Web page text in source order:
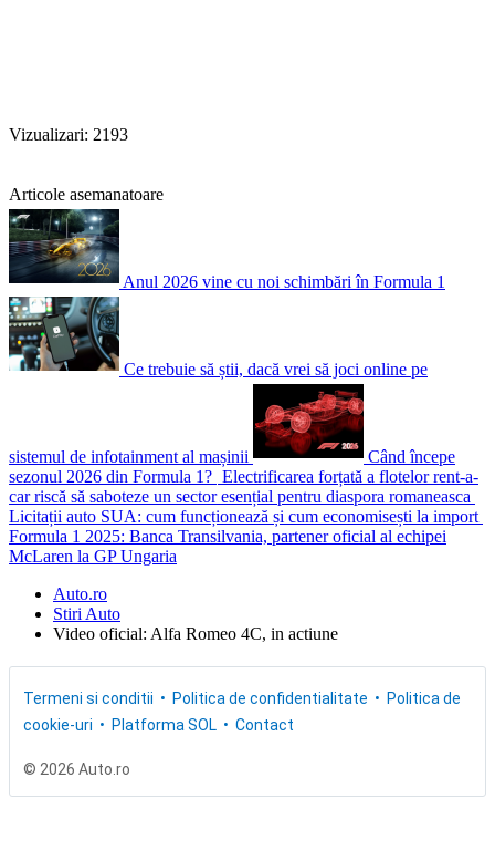
Vizualizari: 2193
Articole asemanatoare
Anul 2026 vine cu noi schimbări în Formula 1
Ce trebuie să știi, dacă vrei să joci online pe
sistemul de infotainment al mașinii
Când începe
sezonul 2026 din Formula 1? Electrificarea forțată a flotelor rent-a-
car riscă să saboteze un sector esențial pentru diaspora romaneasca
Licitații auto SUA: cum funcționează și cum economisești la import
Formula 1 2025: Banca Transilvania, partener oficial al echipei
McLaren la GP Ungaria
Auto.ro
Stiri Auto
Video oficial: Alfa Romeo 4C, in actiune
Termeni si conditii Politica de confidentialitate
Politica de
cookie-uri
Platforma SOL Contact
© 2026 Auto.ro